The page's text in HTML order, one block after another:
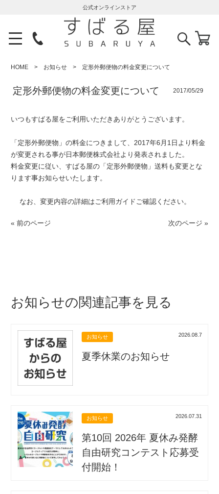
公式オンラインストア
HOME お知らせ 定形外郵便物の料金変更について
定形外郵便物の料金変更について 2017/05/29
いつもすばる屋をご利用いただきありがとうございます。
「定形外郵便物」の料金につきまして、2017年6月1日より料金
が変更される事が日本郵便株式会社より発表されました。
料金変更に従い、すばる屋の「定形外郵便物」送料も変更とな
ります事お知らせいたします。
なお、変更内容の詳細はご利用ガイド ご確認ください。
« 前のページ 次のページ »
お知らせの関連記事を見る
お知らせ 2026.08.7
夏季休業のお知らせ
お知らせ 2026.07.31
第10回 2026年 夏休み発酵
自由研究コンテスト応募受
付開始！